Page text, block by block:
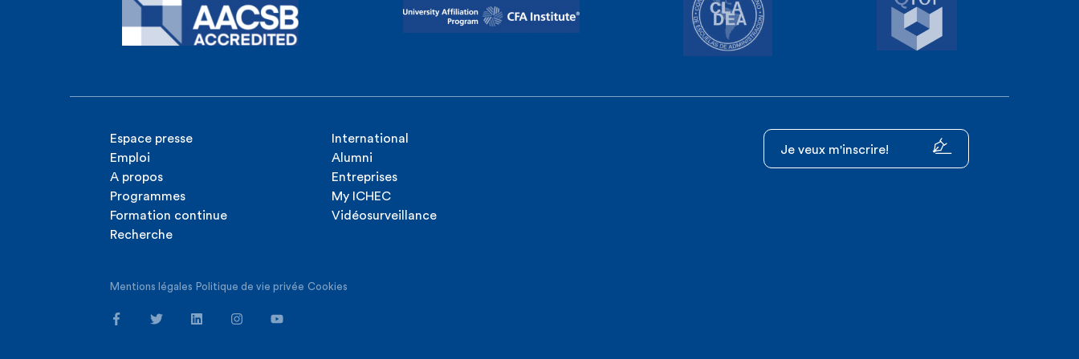
ICHEC – ECAM:
Thierry Van den Berghe
Master – Ingénieur commercial :Pascal
Verhasselt
Espace presse
Emploi
A propos
Programmes
Formation continue
Recherche
International
Alumni
Entreprises
My ICHEC
Vidéosurveillance
Je veux m'inscrire!
Mentions légales Politique de vie privée Cookies